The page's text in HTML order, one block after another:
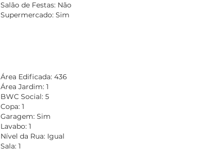
Salão de Festas: Não
Supermercado: Sim
Área Edificada: 436
Área Jardim: 1
BWC Social: 5
Copa: 1
Garagem: Sim
Lavabo: 1
Nível da Rua: Igual
Sala: 1